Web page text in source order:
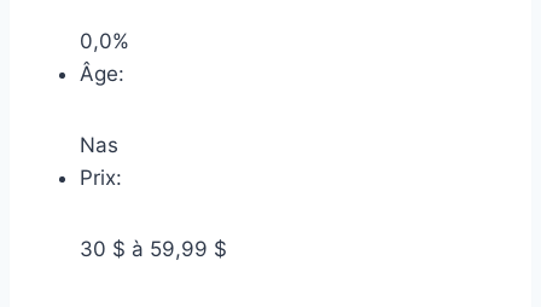
0,0%
Âge:
Nas
Prix:
30 $ à 59,99 $